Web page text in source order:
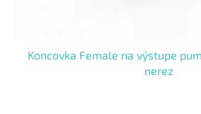
Koncovka Female na výstupe
nerez